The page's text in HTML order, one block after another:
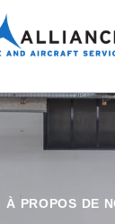
À PROPOS DE